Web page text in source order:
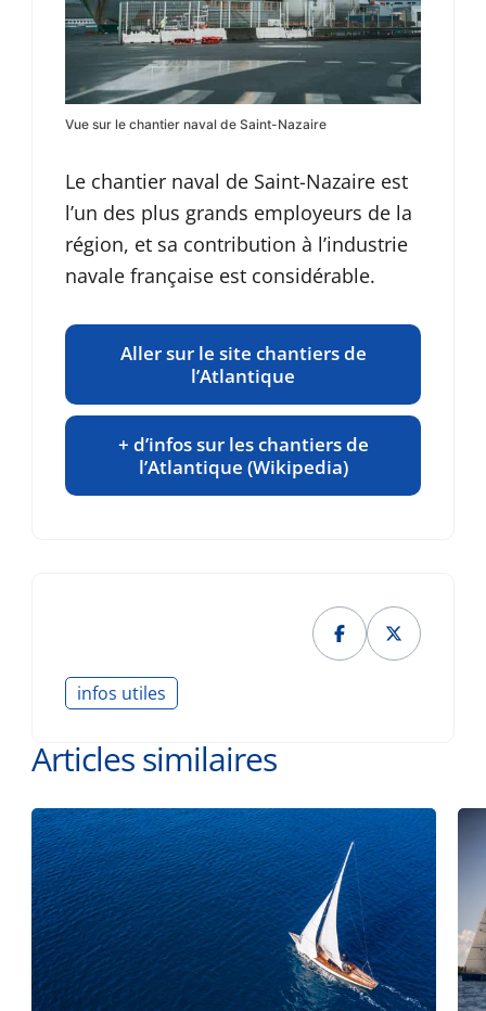
Vue sur le chantier naval de Saint-Nazaire
Le chantier naval de Saint-Nazaire est
l’un des plus grands employeurs de la
région, et sa contribution à l’industrie
navale française est considérable.
Aller sur le site chantiers de
l’Atlantique
+ d’infos sur les chantiers de
l’Atlantique (Wikipedia)
infos utiles
Articles similaires